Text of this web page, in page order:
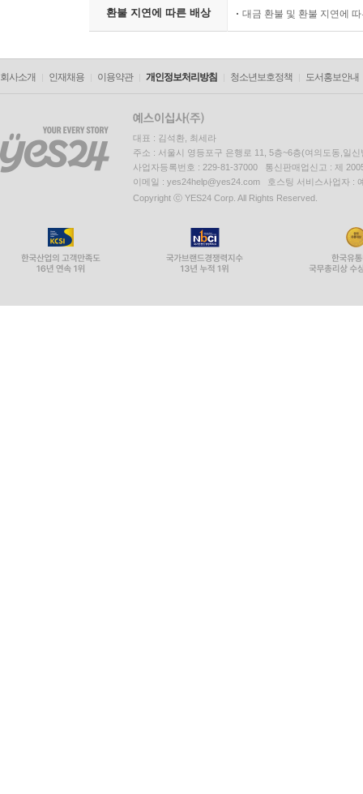
환불 지연에 따른 배상 대금 환불 및 환불 지연에
회사소개 인재채용 이용약관 개인정보처리방침 청소년보호정책 도서홍보안내
대표 : 김석환, 최세라
주소 : 서울시 영등포구 은행로 11, 5층~6층(여의도동,일신
사업자등록번호 : 229-81-37000 통신판매업신고 : 제
이메일 : yes24help@yes24.com 호스팅 서비스사업자 :
Copyright ⓒ YES24 Corp. All Rights Reserved.